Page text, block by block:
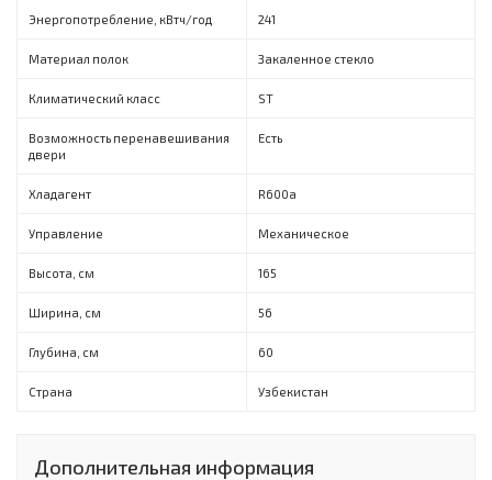
Энергопотребление, кВтч/год 241
Материал полок Закаленное стекло
Климатический класс ST
Возможность перенавешивания
двери
Есть
Хладагент R600a
Управление Механическое
Высота, см 165
Ширина, см 56
Глубина, см 60
Страна Узбекистан
Дополнительная информация